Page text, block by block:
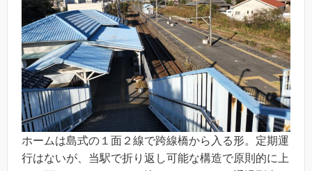
ホームは島式の１面２線で跨線橋から入る形。定期運
行はないが、当駅で折り返し可能な構造で原則的に上